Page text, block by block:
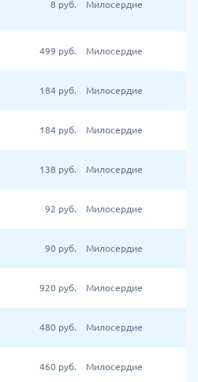
8 руб. Милосердие
499 руб. Милосердие
184 руб. Милосердие
184 руб. Милосердие
138 руб. Милосердие
92 руб. Милосердие
90 руб. Милосердие
920 руб. Милосердие
480 руб. Милосердие
460 руб. Милосердие